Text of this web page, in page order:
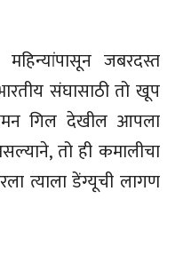
जबरदस्त
संघासाठी तो खूप
गिल देखील आपला
तो ही कमालीचा
त्याला डेंग्यूची लागण